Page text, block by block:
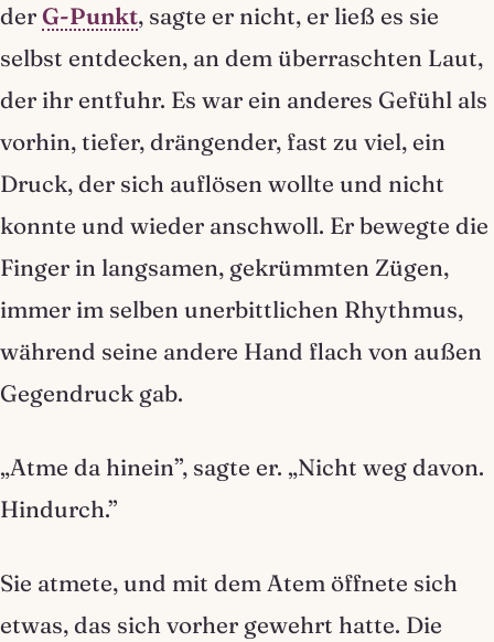
der G-Punkt, sagte er nicht, er ließ es sie
selbst entdecken, an dem überraschten Laut,
der ihr entfuhr. Es war ein anderes Gefühl als
vorhin, tiefer, drängender, fast zu viel, ein
Druck, der sich auflösen wollte und nicht
konnte und wieder anschwoll. Er bewegte die
Finger in langsamen, gekrümmten Zügen,
immer im selben unerbittlichen Rhythmus,
während seine andere Hand flach von außen
Gegendruck gab.
„Atme da hinein”, sagte er. „Nicht weg davon.
Hindurch.”
Sie atmete, und mit dem Atem öffnete sich
etwas, das sich vorher gewehrt hatte. Die